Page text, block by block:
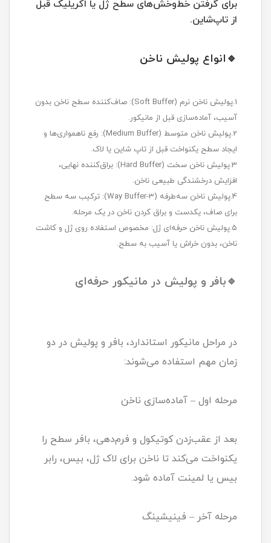
برای گرفتن خط‌وخش‌های سطح ژل یا اکریلیک قبل
از تاپ‌شاین.
🔹انواع پولیش ناخن
1.پولیش ناخن نرم (Soft Buffer): صاف‌کننده سطح ناخن بدون
آسیب، آماده‌سازی قبل از مانیکور.
2.پولیش ناخن متوسط (Medium Buffer): رفع ناهمواری‌ها و
ایجاد سطح یکنواخت قبل از تاپ شاین یا لاک.
3.پولیش ناخن سخت (Hard Buffer): براق‌کننده نهایی،
افزایش درخشندگی طبیعی ناخن.
4.پولیش ناخن سه‌طرفه (3-Way Buffer): ترکیب سه سطح
برای صاف، یکدست و براق کردن ناخن در یک مرحله.
5.پولیش ناخن حرفه‌ای ژل: مخصوص استفاده روی ژل و کاشت
ناخن، بدون خراش یا آسیب به سطح.
🔹بافر و پولیش در مانیکور حرفه‌ای
در مراحل مانیکور استاندارد، بافر و پولیش در دو
زمان مهم استفاده می‌شوند:
مرحله اول – آماده‌سازی ناخن
بعد از عقب‌زدن کوتیکول و فرم‌دهی، بافر سطح را
یکنواخت می‌کند تا ناخن برای لاک ژل، بیس، رابر
بیس یا لمینت آماده شود.
مرحله آخر – فینیشینگ